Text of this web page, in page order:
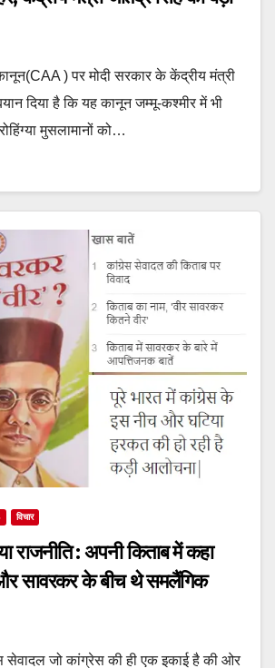
) पर मोदी सरकार के केंद्रीय मंत्री
दिया है कि यह कानून जम्मू-कश्मीर में भी
मुसलामानों को…
विचार
राजनीति : अपनी किताब में कहा
सावरकर के बीच थे समलैंगिक
सेवादल जो कांग्रेस की ही एक इकाई है की ओर